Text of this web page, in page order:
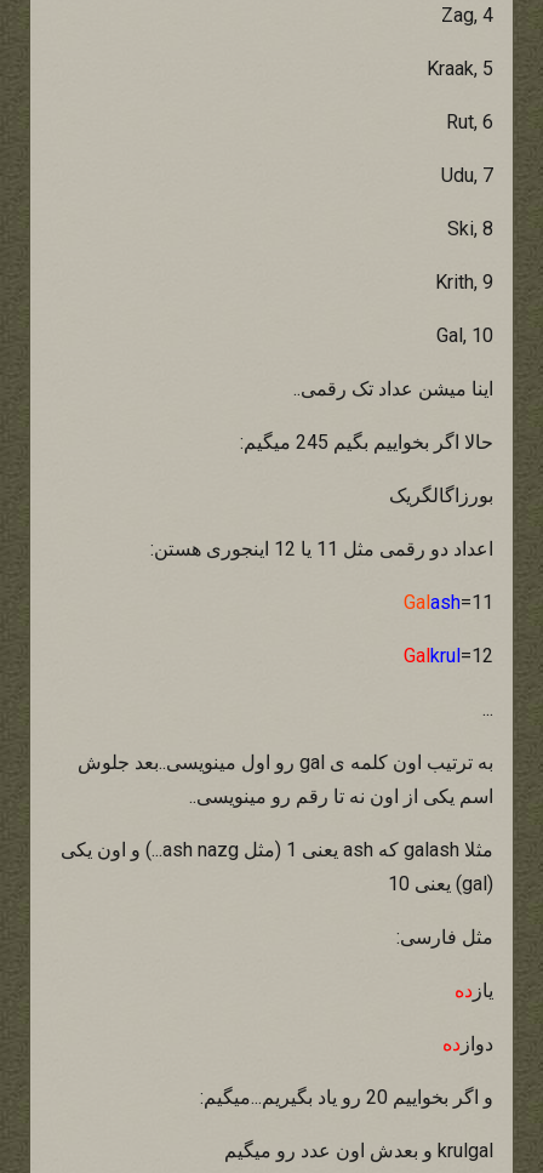
Zag, 4
Kraak, 5
Rut, 6
Udu, 7
Ski, 8
Krith, 9
Gal, 10
اینا میشن عداد تک رقمی..
حالا اگر بخواییم بگیم 245 میگیم:
بورزاگالگریک
اعداد دو رقمی مثل 11 یا 12 اینجوری هستن:
Galash=11
Galkrul=12
...
به ترتیب اون کلمه ی gal رو اول مینویسی..بعد جلوش
اسم یکی از اون نه تا رقم رو مینویسی..
مثلا galash که ash یعنی 1 (مثل ash nazg...) و اون یکی
(gal) یعنی 10
مثل فارسی:
یاز ده
دواز ده
و اگر بخواییم 20 رو یاد بگیریم...میگیم:
krulgal و بعدش اون عدد رو میگیم